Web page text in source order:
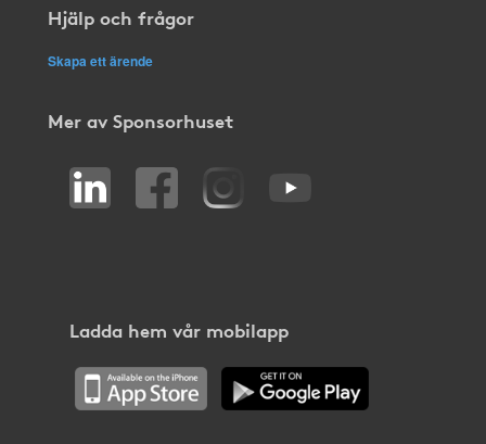
Hjälp och frågor
Skapa ett ärende
Mer av Sponsorhuset
Ladda hem vår mobilapp